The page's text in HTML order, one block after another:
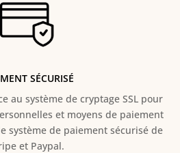
SÉCURISÉ
au système de cryptage SSL pour
et moyens de paiement
système de paiement sécurisé de
et Paypal.